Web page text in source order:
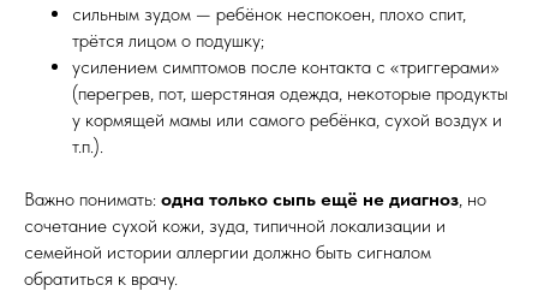
сильным зудом — ребёнок неспокоен, плохо спит,
трётся лицом о подушку;
усилением симптомов после контакта с «триггерами»
(перегрев, пот, шерстяная одежда, некоторые продукты
у кормящей мамы или самого ребёнка, сухой воздух и
т.п.).
Важно понимать: одна только сыпь ещё не диагноз, но
сочетание сухой кожи, зуда, типичной локализации и
семейной истории аллергии должно быть сигналом
обратиться к врачу.